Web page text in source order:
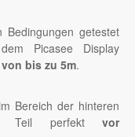
Bedingungen getestet
Picasee Display
bis zu 5m.
Bereich der hinteren
Teil perfekt vor